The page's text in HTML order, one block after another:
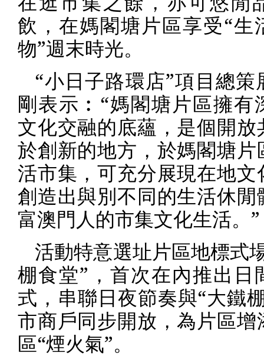
飲，在媽閣塘片區享受“生
物”週末時光。
“小日子路環店”項目總策
剛表示︰“媽閣塘片區擁有
文化交融的底蘊，是個開放
於創新的地方，於媽閣塘片
活市集，可充分展現在地文
創造出與別不同的生活休閒
富澳門人的市集文化生活。”
活動特意選址片區地標式
棚食堂”，首次在內推出日
式，串聯日夜節奏與“大鐵
市商戶同步開放，為片區增
區“煙火氣”。